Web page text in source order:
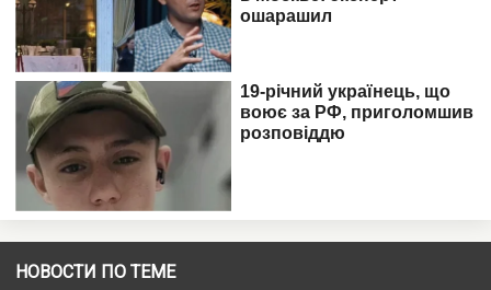
НОВОСТИ ПО ТЕМЕ